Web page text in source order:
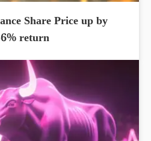
Share Price up by
return